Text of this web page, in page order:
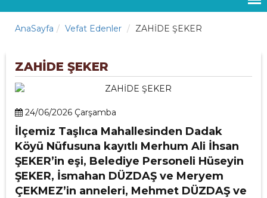
AnaSayfa Vefat Edenler ZAHİDE ŞEKER
ZAHİDE ŞEKER
24/06/2026 Çarşamba
İlçemiz Taşlıca Mahallesinden Dadak
Köyü Nüfusuna kayıtlı Merhum Ali İhsan
ŞEKER’in eşi, Belediye Personeli Hüseyin
ŞEKER, İsmahan DÜZDAŞ ve Meryem
ÇEKMEZ’in anneleri, Mehmet DÜZDAŞ ve